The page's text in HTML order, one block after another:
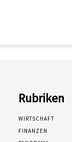
Rubriken
WIRTSCHAFT
FINANZEN